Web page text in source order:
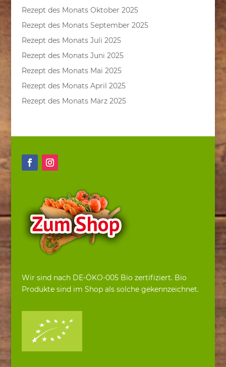
Rezept des Monats Oktober 2025
Rezept des Monats September 2025
Rezept des Monats Juli 2025
Rezept des Monats Juni 2025
Rezept des Monats Mai 2025
Rezept des Monats April 2025
Rezept des Monats März 2025
Wir sind nach DE-ÖKO-005 Bio zertifiziert. Bio
Produkte sind im Shop als solche gekennzeichnet.